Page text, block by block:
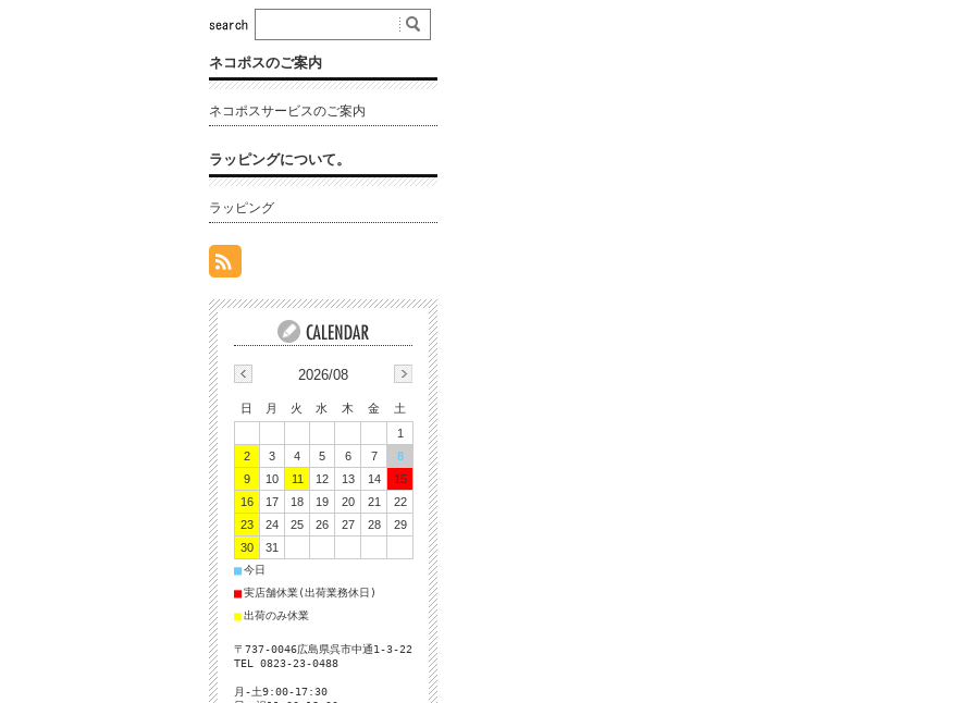
ネコポスのご案内
ネコポスサービスのご案内
ラッピングについて。
ラッピング
2026/08
日 月 火 水 木 金
土
1
2
3 4 5 6 7
8
9
10 11 12 13 14
15
16
17 18 19 20 21
22
23
24 25 26 27 28
29
30
31
■今日
■実店舗休業(出荷業務休日)
■出荷のみ休業
〒737-0046広島県呉市中通1-3-22
TEL 0823-23-0488
月-土9:00-17:30